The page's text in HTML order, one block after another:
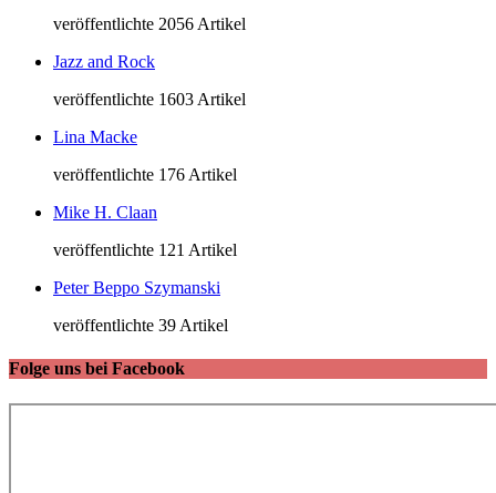
veröffentlichte 2056 Artikel
Jazz and Rock
veröffentlichte 1603 Artikel
Lina Macke
veröffentlichte 176 Artikel
Mike H. Claan
veröffentlichte 121 Artikel
Peter Beppo Szymanski
veröffentlichte 39 Artikel
Folge uns bei Facebook